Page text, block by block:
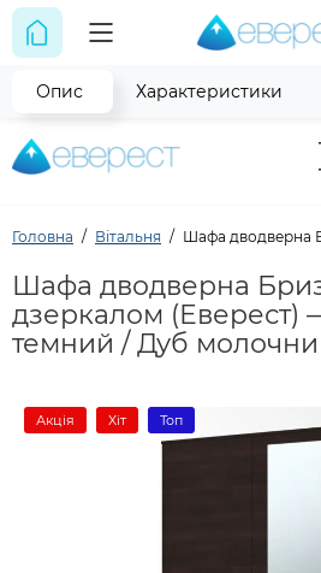
Головна Вітальня Шафа дводверна
Шафа дводверна
дзеркалом (Еверест)
темний / Дуб
Акція Хіт Топ
Опис Характеристики